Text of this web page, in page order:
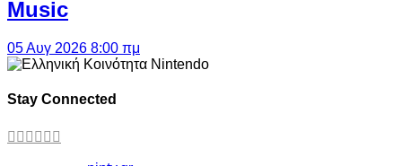
Music
05 Αυγ 2026 8:00 πμ
Stay Connected